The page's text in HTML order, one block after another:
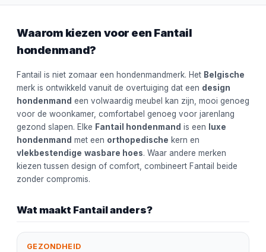
Waarom kiezen voor een Fantail
hondenmand?
Fantail is niet zomaar een hondenmandmerk. Het Belgische
merk is ontwikkeld vanuit de overtuiging dat een design
hondenmand een volwaardig meubel kan zijn, mooi genoeg
voor de woonkamer, comfortabel genoeg voor jarenlang
gezond slapen. Elke Fantail hondenmand is een
luxe
hondenmand met een orthopedische kern en
vlekbestendige wasbare hoes. Waar andere merken
kiezen tussen design of comfort, combineert Fantail beide
zonder compromis.
Wat maakt Fantail anders?
GEZONDHEID